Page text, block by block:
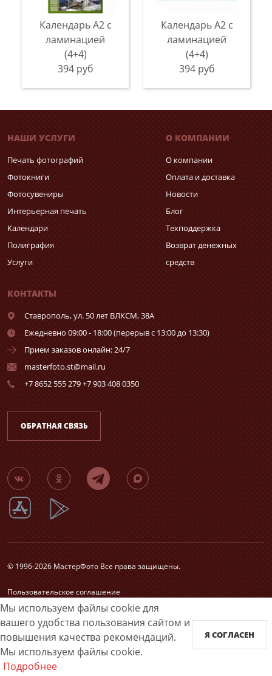
Календарь А2 с
ламинацией
(4+4)
394 руб
Календарь А2 с
ламинацией
(4+4)
394 руб
Мы используем файлы cookie для
вашего удобства пользования сайтом и
повышения качества рекомендаций.
Мы используем файлы cookie.
Подробнее
Я СОГЛАСЕН
НАШИ УСЛУГИ
Печать фотографий
Фотокниги
Фотосувениры
Интерьерная печать
Календари
Полиграфия
Услуги
О КОМПАНИИ
О компании
Оплата и доставка
Новости
Блог
Техподдержка
Возврат денежных
средств
КОНТАКТЫ
Ставрополь,ул. 50 лет ВЛКСМ, 38А
Ежедневно 09:00 - 18:00 (перерыв с 13:00 до 13:30)
Прием заказов онлайн: 24/7
masterfoto.st@mail.ru
+7 8652 555 279 +7 903 408 0350
ОБРАТНАЯ СВЯЗЬ
© 1996-2026 МастерФото Все права защищены.
Пользовательское соглашение
Согласие на обработку персональных данных
Карта сайта
Принимаем к оплате